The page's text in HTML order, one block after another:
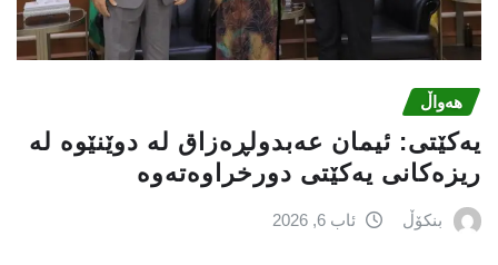
هەواڵ
یه‌كێتی: ئیمان عه‌بدولڕه‌زاق له‌ دوێنێوه‌ له‌
ریزه‌كانی یه‌كێتی دورخراوه‌ته‌وه‌
بنکۆڵ ئاب 6, 2026